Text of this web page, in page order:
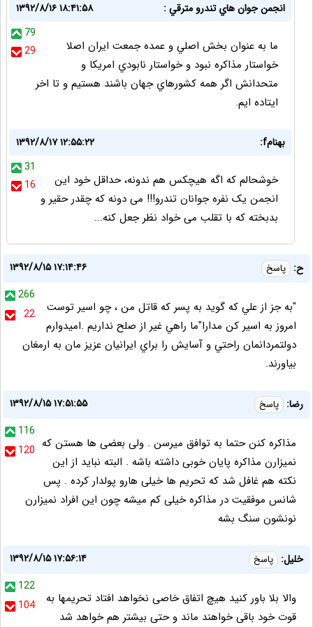
انجمن جوان هاي تندرو مترقي :
۱۳۹۲/۸/۱۶ ۱۸:۴۱:۵۸
79
29
ما به عنوان بخش اصلي و عمده جمعت ايران اصلا
خواستار مذاكره نبود و خواستار نابودي امريكا و
متحدانش اگر همه كشورهاي جهان باشند هستيم و تا اخر
ايتاده ايم.
بهنامf:
۱۳۹۲/۸/۱۷ ۱۲:۵۵:۲۲
31
16
خوشحالم که اگه هیچکس هم ندونه، حداقل خود این
انجمن یک نفره جوانان تندرو!!!‌ می دونه که چقدر حقیر و
بدبخته که با تقلب می خواد نظر جعل کنه...
ح: پاسخ
۱۳۹۲/۸/۱۵ ۱۷:۱۴:۴۶
266
22
"به جز از علي که گويد به پسر که قاتل من ، چو اسير توست
امروز به اسير کن مدارا"ما راهي غير از صلح نداريم .اميدوارم
دولتمردانمان راحتي و آسايش را براي ايرانيان عزيز مان به ارمغان
بياورند.
رضا: پاسخ
۱۳۹۲/۸/۱۵ ۱۷:۵۱:۵۵
116
120 مذاکره کنن حتما به توافق میرسن . ولی بعضی ها هستن که
نمیزارن مذاکره پایان خوبی داشته باشه . البته نباید از این
نکته هم غافل شد که تحریم ها خیلی هارو پولدار کرده . پس
شانس موفقیت در مذاکره خیلی کم میشه چون این افراد نمیزارن
نونشون سنگ بشه
خلیل: پاسخ
۱۳۹۲/۸/۱۵ ۱۷:۵۶:۱۴
122
104
والا بلا باور کنید هیچ اتفاق خاصی نخواهد افتاد تحریمها به
قوت خود باقی خواهند ماند و حتی بیشتر هم خواهد شد